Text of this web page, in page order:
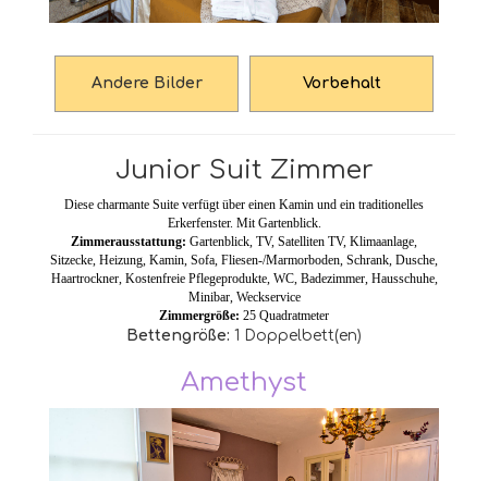
Andere Bilder Vorbehalt
Junior Suit Zimmer
Diese charmante Suite verfügt über einen Kamin und ein traditionelles
Erkerfenster. Mit Gartenblick.
Zimmerausstattung: Gartenblick, TV, Satelliten TV, Klimaanlage,
Sitzecke, Heizung, Kamin, Sofa, Fliesen-/Marmorboden, Schrank, Dusche,
Haartrockner, Kostenfreie Pflegeprodukte, WC, Badezimmer, Hausschuhe,
Minibar, Weckservice
Zimmergröße: 25 Quadratmeter
Bettengröße: 1 Doppelbett(en)
Amethyst